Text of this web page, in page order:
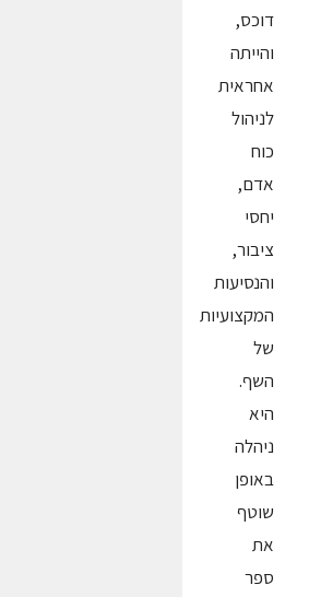
דוכס,
והייתה
אחראית
לניהול
כוח
אדם,
יחסי
ציבור,
והנסיעות
המקצועיות
של
השף.
היא
ניהלה
באופן
שוטף
את
ספר